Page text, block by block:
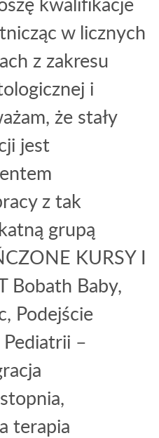
w licznych
z zakresu
i
że stały
jest
z tak
grupą
KURSY I
Bobath Baby,
Podejście
–
terapia